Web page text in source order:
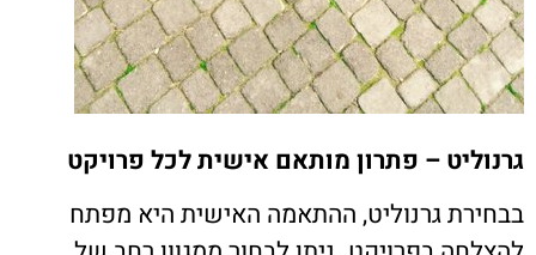
גרנוליט – פתרון מותאם אישית לכל פרויקט
בבחירת גרנוליט, ההתאמה האישית היא מפתח